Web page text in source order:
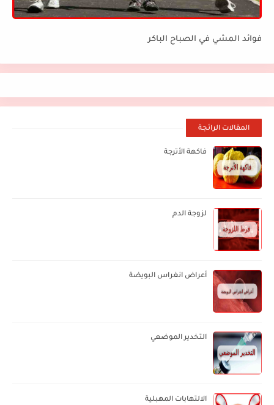
فوائد المشي في الصباح الباكر
المقالات الرائجة
فاكهة الأترجة
لزوجة الدم
أعراض انغراس البويضة
التخدير الموضعي
الالتهابات المهبلية